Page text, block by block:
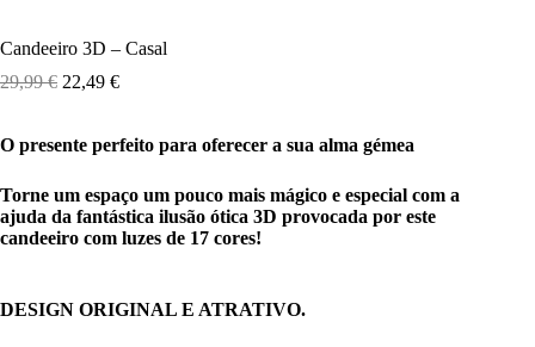
Candeeiro 3D – Casal
29,99€ 22,49 €
O presente perfeito para oferecer a sua alma gémea
Torne um espaço um pouco mais mágico e especial com a
ajuda da fantástica ilusão ótica 3D provocada por este
candeeiro com luzes de 17 cores!
DESIGN ORIGINAL E ATRATIVO.